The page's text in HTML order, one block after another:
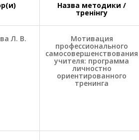
Назва методики /
тренінгу
Л. В. Мотивация
профессионального
самосовершенствования
учителя: программа
личностно
ориентированного
тренинга